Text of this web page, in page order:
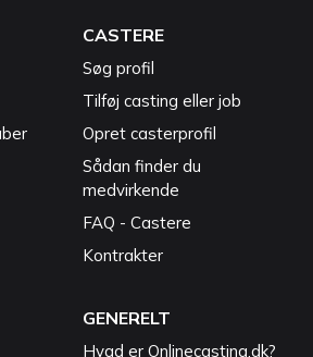
CASTERE
Søg profil
Tilføj casting eller job
Opret casterprofil
Sådan finder du
medvirkende
FAQ - Castere
Kontrakter
GENERELT
Hvad er Onlinecasting.dk?